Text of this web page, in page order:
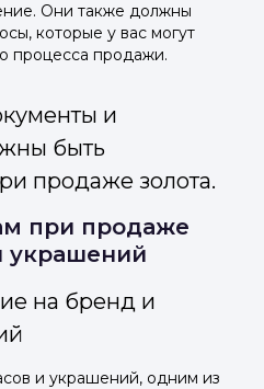
Они также должны
которые у вас могут
процесса продажи.
и
быть
продаже золота.
при продаже
украшений
на бренд и
и украшений, одним из